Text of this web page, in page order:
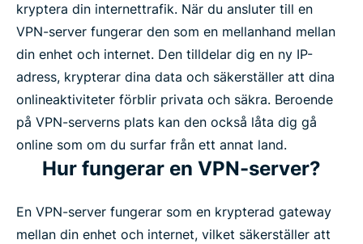
kryptera din internettrafik. När du ansluter till en
VPN-server fungerar den som en mellanhand mellan
din enhet och internet. Den tilldelar dig en ny IP-
adress, krypterar dina data och säkerställer att dina
onlineaktiviteter förblir privata och säkra. Beroende
på VPN-serverns plats kan den också låta dig gå
online som om du surfar från ett annat land.
Hur fungerar en VPN-server?
En VPN-server fungerar som en krypterad gateway
mellan din enhet och internet, vilket säkerställer att